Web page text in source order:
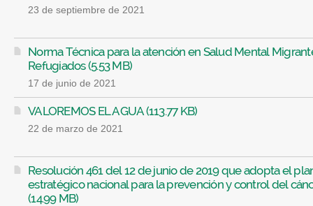
23 de septiembre de 2021
Norma Técnica para la atención en Salud Mental
Refugiados (5.53 MB)
17 de junio de 2021
VALOREMOS EL AGUA (113.77 KB)
22 de marzo de 2021
Resolución 461 del 12 de junio de 2019 que adopta el
estratégico nacional para la prevención y control del
(14.99 MB)